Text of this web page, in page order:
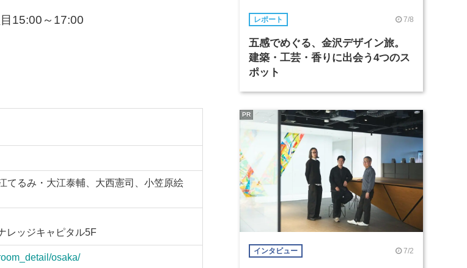
15:00～17:00
てるみ・大江泰輔、大西憲司、小笠原絵
レッジキャピタル5F
osaka/
レポート 7/8
五感でめぐる、金沢デザイン旅。
建築・工芸・香りに出会う4つのス
ポット
インタビュー 7/2
PR